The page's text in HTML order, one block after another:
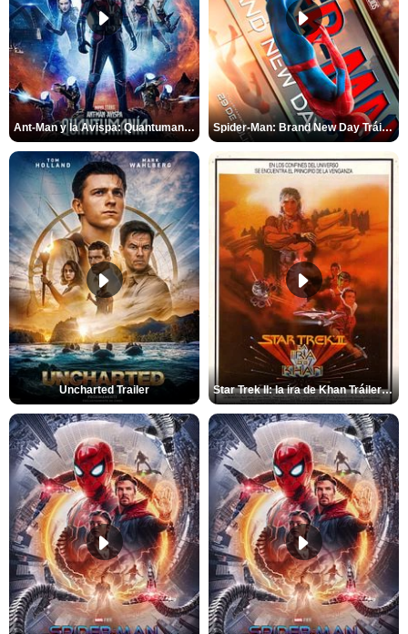
Ant-Man y la Avispa: Quantumanía Tráiler (2) Spider-Man: Brand New Day Tráiler (3)
Uncharted Trailer Star Trek II: la ira de Khan Tráiler VO